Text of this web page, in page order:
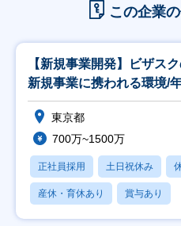
この企業
【新規事業開発】ビザス
新規事業に携われる環境/
東京都
700万~1500万
正社員採用 土日祝休み
産休・育休あり 賞与あり